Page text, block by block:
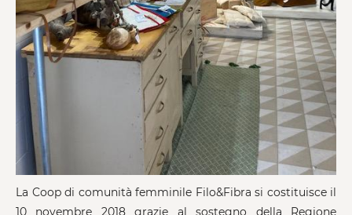
La Coop di comunità femminile Filo&Fibra si costituisce il
10 novembre 2018 grazie al sostegno della Regione